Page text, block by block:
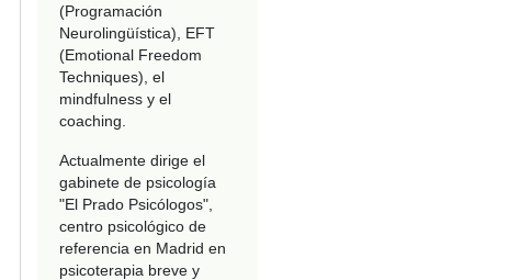
(Programación
Neurolingüística), EFT
(Emotional Freedom
Techniques), el
mindfulness y el
coaching.
Actualmente dirige el
gabinete de psicología
"El Prado Psicólogos",
centro psicológico de
referencia en Madrid en
psicoterapia breve y